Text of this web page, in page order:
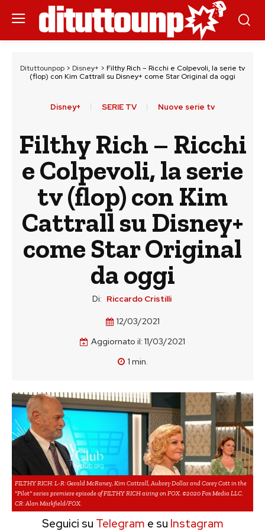
Dituttounpop > Disney+ > Filthy Rich – Ricchi e Colpevoli, la serie tv
(flop) con Kim Cattrall su Disney+ come Star Original da oggi
Disney+ SERIE TV Nuove serie tv
Filthy Rich – Ricchi
e Colpevoli, la serie
tv (flop) con Kim
Cattrall su Disney+
come Star Original
da oggi
Di: Riccardo Cristilli
12/03/2021
Aggiornato il: 11/03/2021
1 min.
FILTHY RICH: L-R: Gerald McRaney, Kim Cattrall, Aubrey Dollar and Corey Cott in the
"Pilot" series premiere episode of FILTHY RICH airing on FOX. ©2020 Fox Media LLC.
CR: Alan Markfield/FOX.
Seguici su Telegram e su Instagram